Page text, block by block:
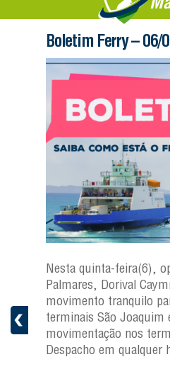
Boletim Ferry – 06/
Nesta quinta-feira(6),
Palmares, Dorival
movimento tranquilo
terminais São Joaquim
movimentação nos
Despacho em